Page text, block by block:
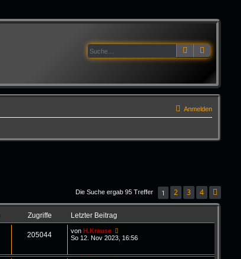
Suche
Anmelden
Die Suche ergab 95 Treffer 1 2 3 4
Zugriffe Letzter Beitrag
205044 vonH.Krause
So 12. Nov 2023, 16:56